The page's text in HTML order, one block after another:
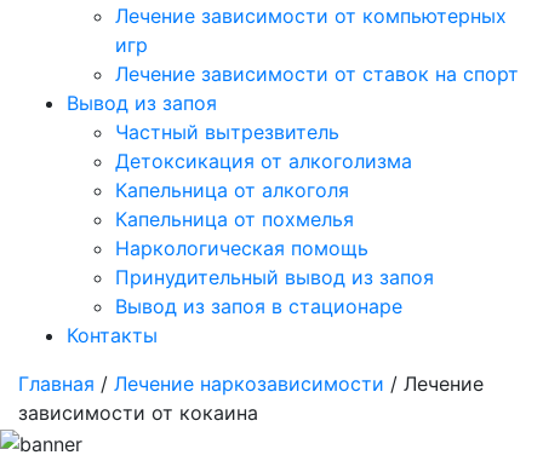
Лечение зависимости от компьютерных
игр
Лечение зависимости от ставок на спорт
Вывод из запоя
Частный вытрезвитель
Детоксикация от алкоголизма
Капельница от алкоголя
Капельница от похмелья
Наркологическая помощь
Принудительный вывод из запоя
Вывод из запоя в стационаре
Контакты
Главная / Лечение наркозависимости / Лечение
зависимости от кокаина